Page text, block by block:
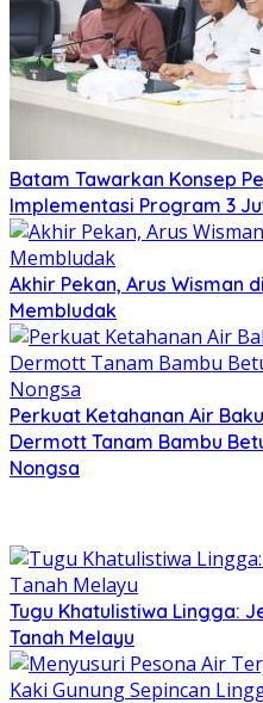
Batam Tawarkan Konsep
Implementasi Program 3
Akhir Pekan, Arus Wisman
Membludak
Perkuat Ketahanan Air
Dermott Tanam Bambu
Nongsa
Tugu Khatulistiwa Lingga:
Tanah Melayu